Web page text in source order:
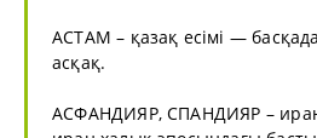
АСТАМ – қазақ есімі —
асқақ.
АСФАНДИЯР, СПАНДИЯР – иран